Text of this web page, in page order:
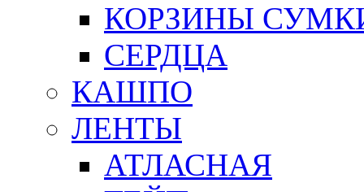
КОРЗИНЫ
СЕРДЦА
КАШПО
ЛЕНТЫ
АТЛАСНАЯ